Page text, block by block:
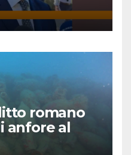
romano
anfore al
Vallo